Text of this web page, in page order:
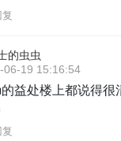
复
的虫虫
06-19 15:16:54
益处楼上都说得
复